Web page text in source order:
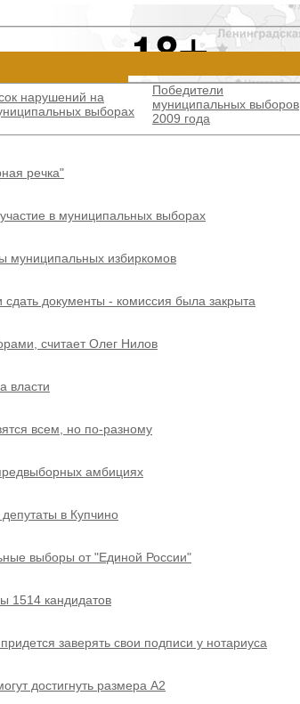
нарушений на
выборах
Победители
муниципальных выборов
2009 года
речка"
в муниципальных выборах
муниципальных избиркомов
документы - комиссия была закрыта
считает Олег Нилов
власти
всем, но по-разному
амбициях
в Купчино
выборы от "Единой России"
1514 кандидатов
заверять свои подписи у нотариуса
достигнуть размера А2